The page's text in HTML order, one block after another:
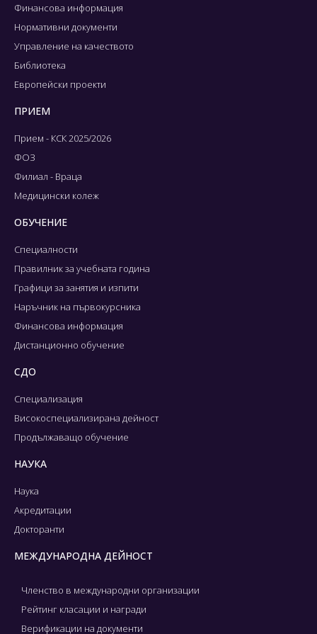
Финансова информация
Нормативни документи
Управление на качеството
Библиотека
Европейски проекти
ПРИЕМ
Прием - КСК 2025/2026
ФОЗ
Филиал - Враца
Медицински колеж
ОБУЧЕНИЕ
Специалности
Правилник за учебната година
Графици за занятия и изпити
Наръчник на първокурсника
Финансова информация
Дистанционно обучение
СДО
Специализация
Високоспециализирана дейност
Продължаващо обучение
НАУКА
Наука
Акредитации
Докторанти
МЕЖДУНАРОДНА ДЕЙНОСТ
Членство в международни организации
Рейтинг класации и награди
Верификации на документи